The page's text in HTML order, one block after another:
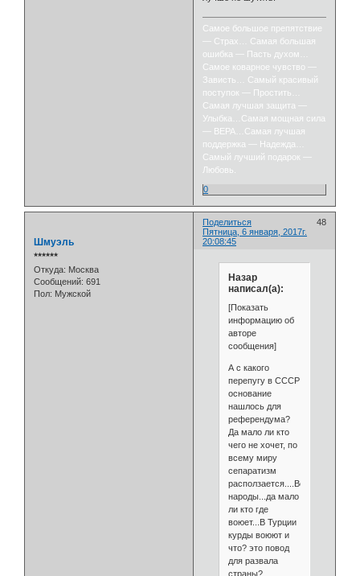
Самое большое препятствие
— Страх… Самая большая
ошибка — Пасть духом…
Самое коварное чувство —
Зависть… Самый красивый
поступок — Простить…
Самая лучшая защита —
Улыбка…Самая мощная сила
— ВЕРА…Самая лучшая
поддержка — Надежда…
Самый лучший подарок —
Любовь.
0
Поделиться
48
Пятница, 6 января, 2017г.
20:08:45
Шмуэль
⭒⭒⭒⭒⭒⭒
Откуда: Москва
Сообщений: 691
Пол: Мужской
Назар
написал(а):
[Показать
информацию об
авторе
сообщения]
А с какого
перепугу в СССР
основание
нашлось для
референдума?
Да мало ли кто
чего не хочет, по
всему миру
сепаратизм
расползается....Воевали
народы...да мало
ли кто где
воюет...В Турции
курды воюют и
что? это повод
для развала
страны?